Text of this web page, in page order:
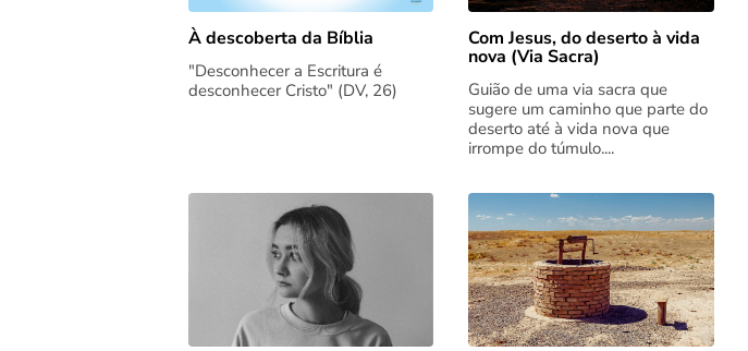
À descoberta da Bíblia
"Desconhecer a Escritura é
desconhecer Cristo" (DV, 26)
Com Jesus, do deserto à vida
nova (Via Sacra)
Guião de uma via sacra que
sugere um caminho que parte do
deserto até à vida nova que
irrompe do túmulo....